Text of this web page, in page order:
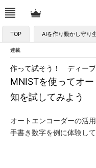
TOP AIを作り動かし守り
連載
MNISTを使ってオ
知を試してみよう
作って試そう！ ディー
オートエンコーダーの活
手書き数字を例に体験して